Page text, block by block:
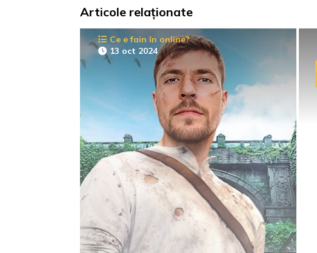
Articole relaționate
Ce e fain în online?
13 oct 2024